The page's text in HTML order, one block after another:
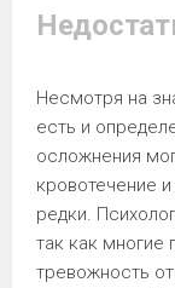
Несмотря на
есть и
осложнения
кровотечение
редки.
так как многие
тревожность